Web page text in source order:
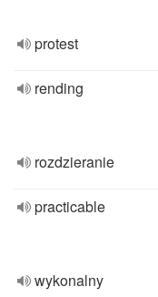
protest
rending
rozdzieranie
practicable
wykonalny